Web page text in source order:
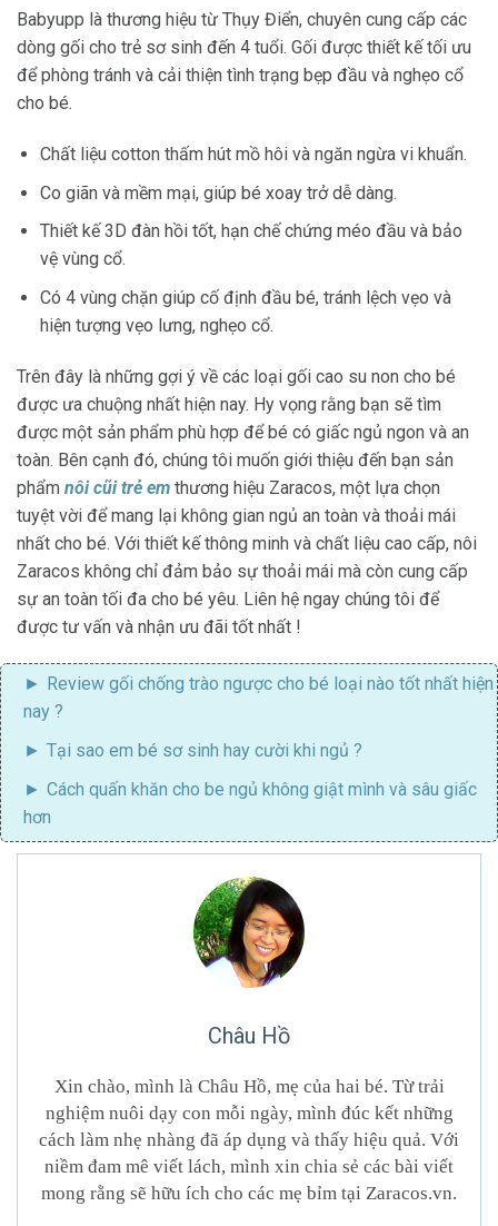
Babyupp là thương hiệu từ Thụy Điển, chuyên cung cấp các
dòng gối cho trẻ sơ sinh đến 4 tuổi. Gối được thiết kế tối ưu
để phòng tránh và cải thiện tình trạng bẹp đầu và nghẹo cổ
cho bé.
Chất liệu cotton thấm hút mồ hôi và ngăn ngừa vi khuẩn.
Co giãn và mềm mại, giúp bé xoay trở dễ dàng.
Thiết kế 3D đàn hồi tốt, hạn chế chứng méo đầu và bảo
vệ vùng cổ.
Có 4 vùng chặn giúp cố định đầu bé, tránh lệch vẹo và
hiện tượng vẹo lưng, nghẹo cổ.
Trên đây là những gợi ý về các loại gối cao su non cho bé
được ưa chuộng nhất hiện nay. Hy vọng rằng bạn sẽ tìm
được một sản phẩm phù hợp để bé có giấc ngủ ngon và an
toàn. Bên cạnh đó, chúng tôi muốn giới thiệu đến bạn sản
phẩm nôi cũi trẻ em thương hiệu Zaracos, một lựa chọn
tuyệt vời để mang lại không gian ngủ an toàn và thoải mái
nhất cho bé. Với thiết kế thông minh và chất liệu cao cấp, nôi
Zaracos không chỉ đảm bảo sự thoải mái mà còn cung cấp
sự an toàn tối đa cho bé yêu. Liên hệ ngay chúng tôi để
được tư vấn và nhận ưu đãi tốt nhất !
Review gối chống trào ngược cho bé loại nào tốt nhất hiện
nay ?
Tại sao em bé sơ sinh hay cười khi ngủ ?
Cách quấn khăn cho be ngủ không giật mình và sâu giấc
hơn
Châu Hồ
Xin chào, mình là Châu Hồ, mẹ của hai bé. Từ trải
nghiệm nuôi dạy con mỗi ngày, mình đúc kết những
cách làm nhẹ nhàng đã áp dụng và thấy hiệu quả. Với
niềm đam mê viết lách, mình xin chia sẻ các bài viết
mong rằng sẽ hữu ích cho các mẹ bỉm tại Zaracos.vn.